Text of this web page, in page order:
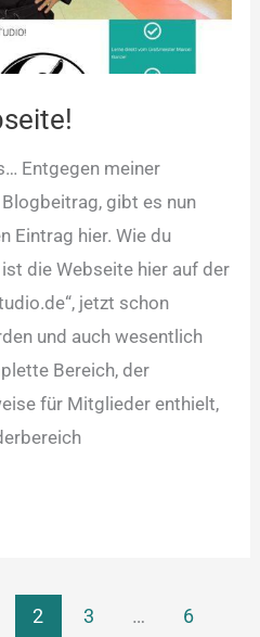
Entgegen meiner
gibt es nun
Eintrag hier. Wie du
die Webseite hier auf der
jetzt schon
und auch wesentlich
Bereich, der
für Mitglieder enthielt,
2 3 … 6